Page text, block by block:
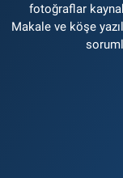
fotoğraflar
Makale ve köşe